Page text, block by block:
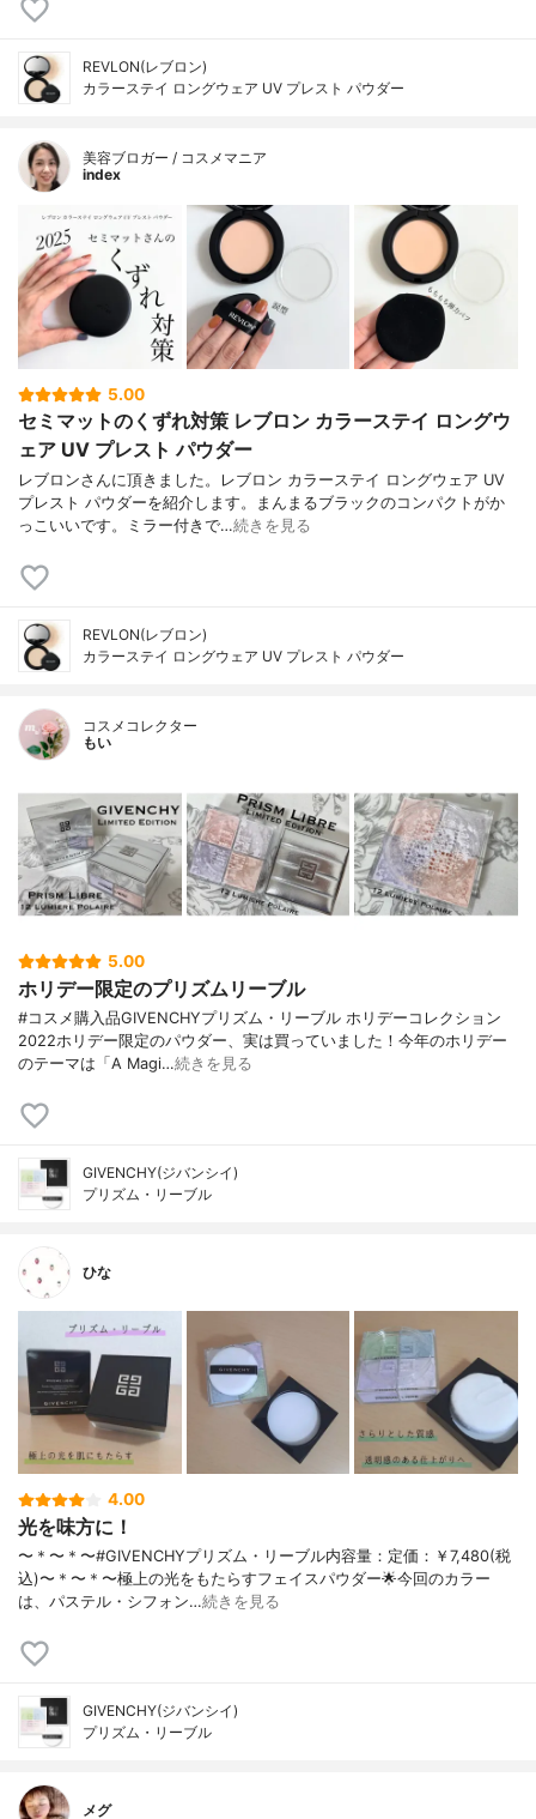
REVLON(レブロン)
カラーステイ ロングウェア UV プレスト パウダー
美容ブロガー / コスメマニア
index
5.00
セミマットのくずれ対策 レブロン カラーステイ ロングウ
ェア UV プレスト パウダー
レブロンさんに頂きました。レブロン カラーステイ ロングウェア UV
プレスト パウダーを紹介します。まんまるブラックのコンパクトがか
っこいいです。ミラー付きで…続きを見る
REVLON(レブロン)
カラーステイ ロングウェア UV プレスト パウダー
コスメコレクター
もい
5.00
ホリデー限定のプリズムリーブル
#コスメ購入品GIVENCHYプリズム・リーブル ホリデーコレクション
2022ホリデー限定のパウダー、実は買っていました！今年のホリデー
のテーマは「A Magi…続きを見る
GIVENCHY(ジバンシイ)
プリズム・リーブル
ひな
4.00
光を味方に！
〜＊〜＊〜#GIVENCHYプリズム・リーブル内容量：定価：￥7,480(税
込)〜＊〜＊〜極上の光をもたらすフェイスパウダー🌟今回のカラー
は、パステル・シフォン…続きを見る
GIVENCHY(ジバンシイ)
プリズム・リーブル
メグ